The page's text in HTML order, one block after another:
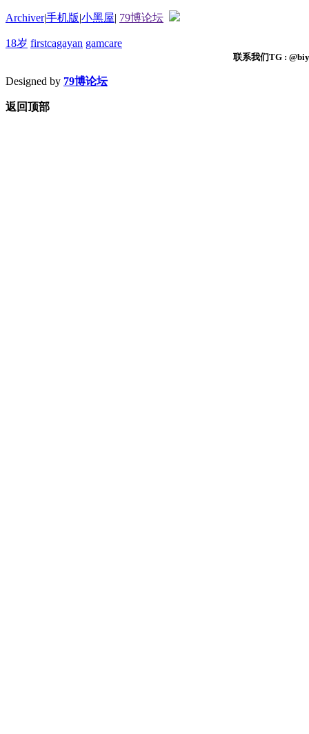
Archiver|手机版|小黑屋| 79博论坛
18岁 firstcagayan gamcare
联系我们TG :
Designed by 79博论坛
返回顶部